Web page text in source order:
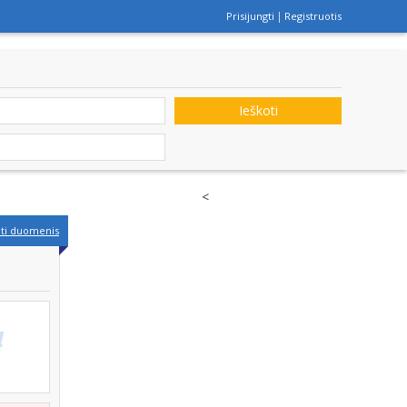
Prisijungti Registruotis
Ieškoti
duomenis
<